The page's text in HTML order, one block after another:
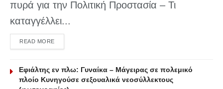
πυρά για την Πολιτική Προστασία – Τι
καταγγέλλει...
READ MOREDETAILS
Εφιάλτης εν πλω: Γυναίκα – Μάγειρας σε πολεμικό
πλοίο Κυνηγούσε σεξουαλικά νεοσύλλεκτους